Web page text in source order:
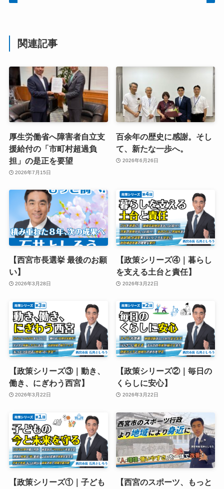
関連記事
厚生労働省へ障害者自立支
援給付の「市町村超過負
担」の是正を要望
2026年7月15日
百余年の歴史に感謝。そし
て、新たな一歩へ。
2026年6月26日
【西宮市長選挙 最後のお願
い】
2026年3月28日
【政策シリーズ④｜暮らし
を支える土台と責任】
2026年3月22日
【政策シリーズ③｜動き、
働き、にぎわう西宮】
2026年3月22日
【政策シリーズ②｜毎日の
くらしに安心】
2026年3月22日
【政策シリーズ①｜子ども
【西宮のスポーツ、もっと